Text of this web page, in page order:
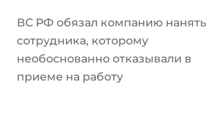
ВС РФ обязал компанию нанять
сотрудника, которому
необоснованно отказывали в
приеме на работу